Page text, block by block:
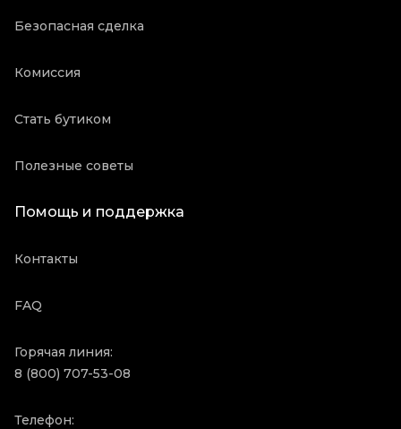
Безопасная сделка
Комиссия
Стать бутиком
Полезные советы
Помощь и поддержка
Контакты
FAQ
Горячая линия:
8 (800) 707-53-08
Телефон: